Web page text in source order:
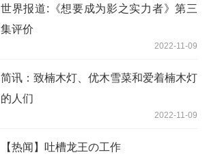
世界报道:《想要成为影之实力者》第三
集评价
2022-11-09
简讯：致楠木灯、优木雪菜和爱着楠木灯
的人们
2022-11-09
【热闻】吐槽龙王の工作